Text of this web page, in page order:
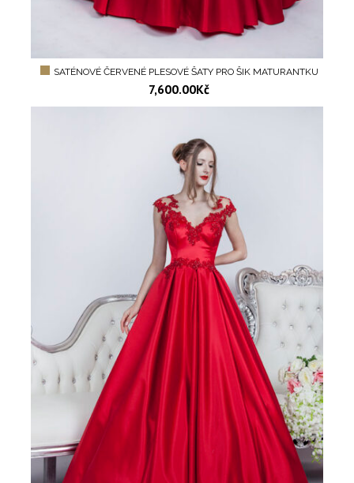
SATÉNOVÉ ČERVENÉ PLESOVÉ ŠATY PRO ŠIK MATURANTKU
7,600.00Kč